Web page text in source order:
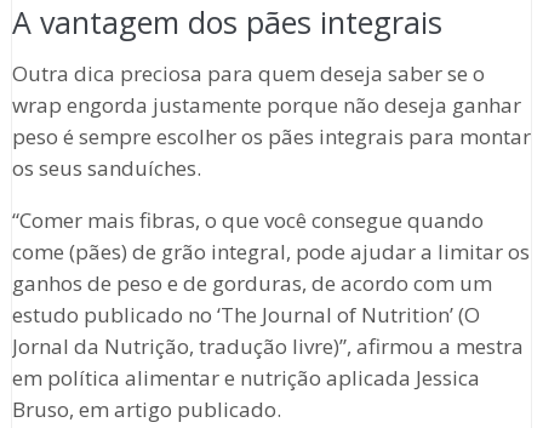
A vantagem dos pães integrais
Outra dica preciosa para quem deseja saber se o
wrap engorda justamente porque não deseja ganhar
peso é sempre escolher os pães integrais para montar
os seus sanduíches.
“Comer mais fibras, o que você consegue quando
come (pães) de grão integral, pode ajudar a limitar os
ganhos de peso e de gorduras, de acordo com um
estudo publicado no ‘The Journal of Nutrition’ (O
Jornal da Nutrição, tradução livre)”, afirmou a mestra
em política alimentar e nutrição aplicada Jessica
Bruso, em artigo publicado.